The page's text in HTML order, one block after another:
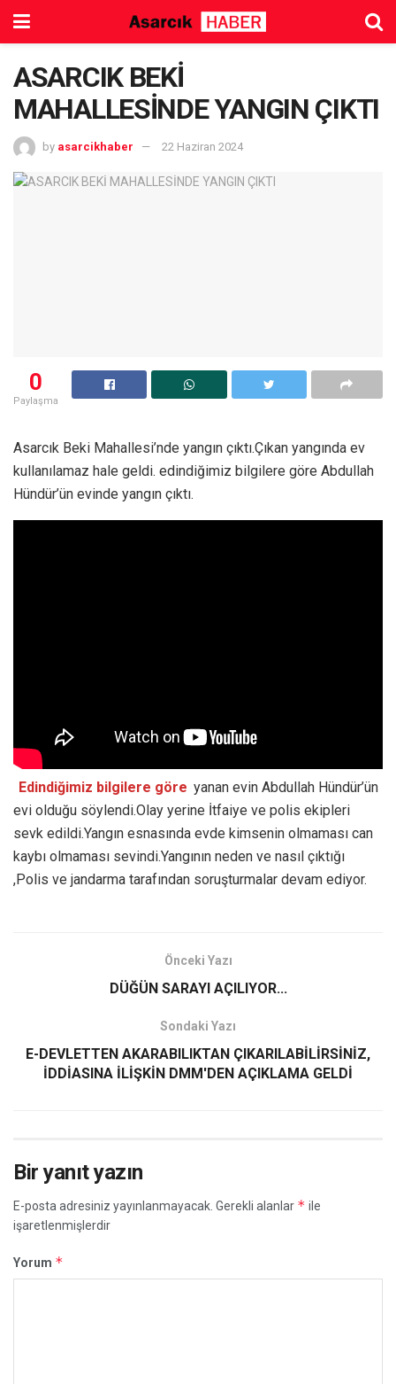
ASARCIK BEKİ
MAHALLESİNDE YANGIN ÇIKTI
by asarcikhaber 22 Haziran 2024
0
Paylaşma
Asarcık Beki Mahallesi’nde yangın çıktı.Çıkan yangında ev
kullanılamaz hale geldi. edindiğimiz bilgilere göre Abdullah
Hündür’ün evinde yangın çıktı.
Edindiğimiz bilgilere göre yanan evin Abdullah Hündür’ün
evi olduğu söylendi.Olay yerine İtfaiye ve polis ekipleri
sevk edildi.Yangın esnasında evde kimsenin olmaması can
kaybı olmaması sevindi.Yangının neden ve nasıl çıktığı
,Polis ve jandarma tarafından soruşturmalar devam ediyor.
Önceki Yazı
DÜĞÜN SARAYI AÇILIYOR...
Sondaki Yazı
E-DEVLETTEN AKARABILIKTAN ÇIKARILABİLİRSİNİZ,
İDDİASINA İLİŞKİN DMM'DEN AÇIKLAMA GELDİ
Bir yanıt yazın
E-posta adresiniz yayınlanmayacak. Gerekli alanlar * ile
işaretlenmişlerdir
Yorum *